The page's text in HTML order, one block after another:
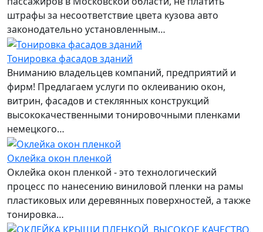
штрафы за несоответствие цвета кузова авто
законодательно установленным…
Тонировка фасадов зданий
Вниманию владельцев компаний, предприятий и
фирм! Предлагаем услуги по оклеиванию окон,
витрин, фасадов и стеклянных конструкций
высококачественными тонировочными пленками
немецкого…
Оклейка окон пленкой
Оклейка окон пленкой - это технологический
процесс по нанесению виниловой пленки на рамы
пластиковых или деревянных поверхностей, а также
тонировка…